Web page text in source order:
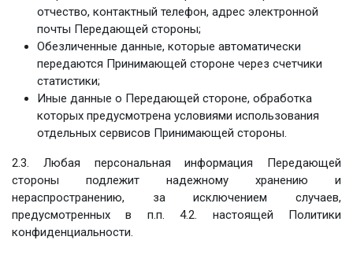
отчество, контактный телефон, адрес электронной
почты Передающей стороны;
Обезличенные данные, которые автоматически
передаются Принимающей стороне через счетчики
статистики;
Иные данные о Передающей стороне, обработка
которых предусмотрена условиями использования
отдельных сервисов Принимающей стороны.
2.3. Любая персональная информация Передающей
стороны подлежит надежному хранению и
нераспространению, за исключением случаев,
предусмотренных в п.п. 4.2. настоящей Политики
конфиденциальности.